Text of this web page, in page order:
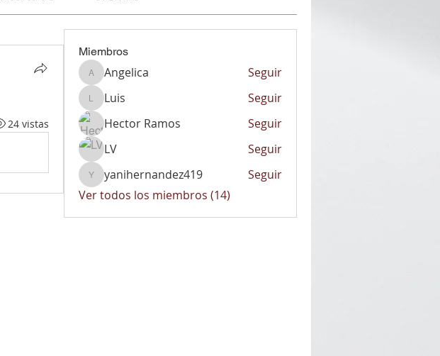
24 vistas
Miembros
Angelica
Angelica Seguir
LuisLuis
Seguir
Hector Ramos
Seguir
LV
Seguir
yanihernandez419
yanihernandez419
Seguir
Ver todos los miembros (14)